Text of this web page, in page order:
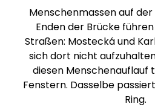
Menschenmassen auf
Enden der Brücke
Straßen: Mostecká und
sich dort nicht
diesen Menschenauflauf
Fenstern. Dasselbe
Ring.